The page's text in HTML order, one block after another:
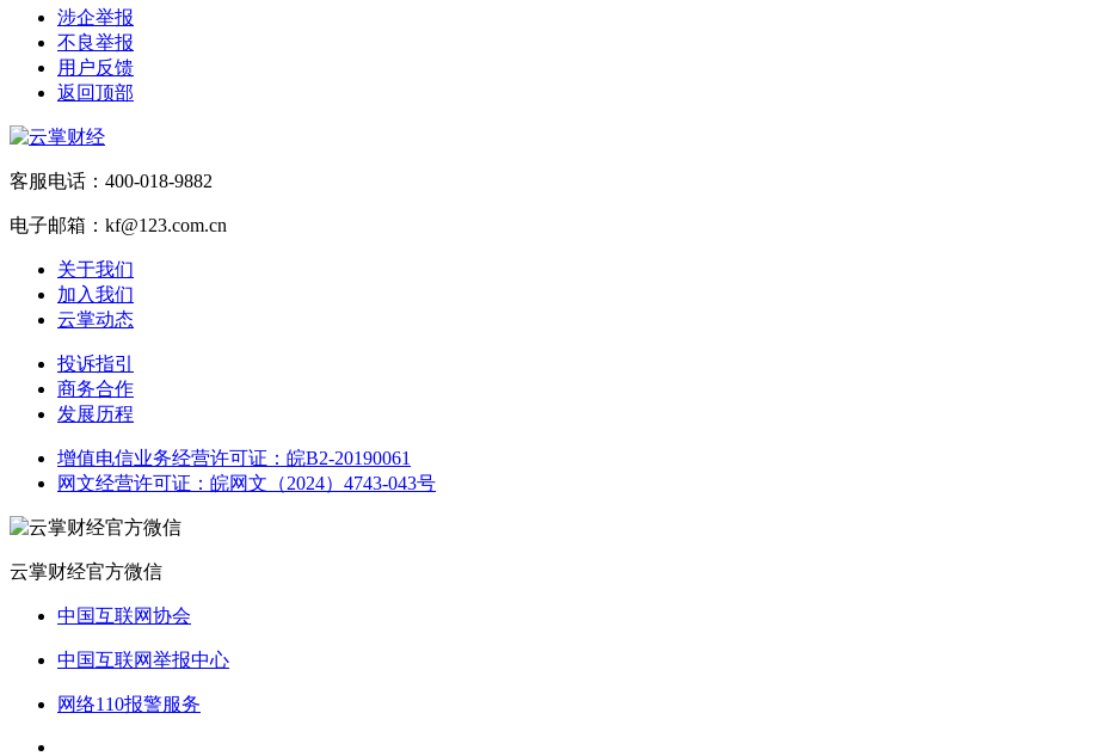
涉企举报
不良举报
用户反馈
返回顶部
客服电话：400-018-9882
电子邮箱：kf@123.com.cn
关于我们
加入我们
云掌动态
投诉指引
商务合作
发展历程
增值电信业务经营许可证：皖B2-20190061
网文经营许可证：皖网文（2024）4743-043号
云掌财经官方微信
中国互联网协会
中国互联网举报中心
网络110报警服务